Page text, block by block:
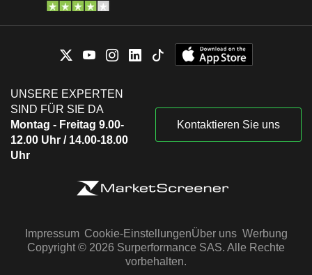
UNSERE EXPERTEN
SIND FÜR SIE DA
Montag - Freitag 9.00-
12.00 Uhr / 14.00-18.00
Uhr
Kontaktieren Sie uns
Impressum Cookie-EinstellungenÜber uns Werbung
Copyright © 2026 Surperformance SAS. Alle Rechte
vorbehalten.